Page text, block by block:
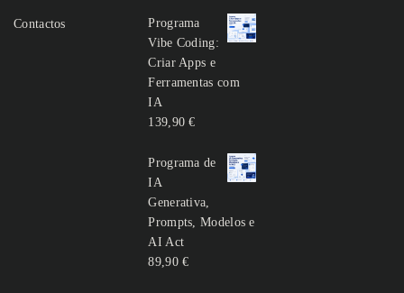
Contactos
Programa
Vibe Coding:
Criar Apps e
Ferramentas com
IA
139,90€
Programa de
IA
Generativa,
Prompts, Modelos e
AI Act
89,90€